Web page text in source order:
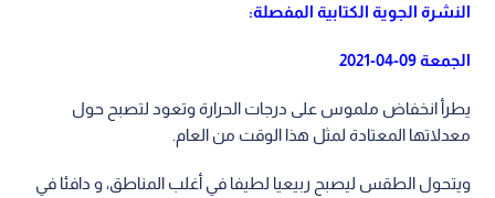
النشرة الجوية الكتابية المفصلة:
الجمعة 09-04-2021
يطرأ انخفاض ملموس على درجات الحرارة وتعود لتصبح حول
معدلاتها المعتادة لمثل هذا الوقت من العام.
ويتحول الطقس ليصبح ربيعيا لطيفا في أغلب المناطق، و دافئا في